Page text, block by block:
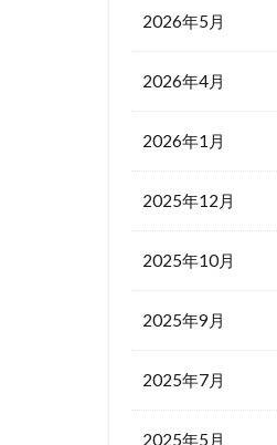
2026年5月
2026年4月
2026年1月
2025年12月
2025年10月
2025年9月
2025年7月
2025年5月